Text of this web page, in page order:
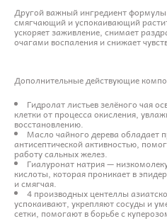
Другой важный ингредиент
смягчающий и успокаивающий
ускоряет заживление, снимает
очагами воспаления и снижает
Дополнительные действующие
Гидролат листьев зелёного чая
клетки от процесса окисления,
восстановлению.
Масло чайного дерева обладает
антисептической активностью,
работу сальных желез.
Гиалуронат натрия —
кислоты, которая проникает в
и смягчая.
4 производных центеллы
успокаивают, укрепляют сосуды и
сетки, помогают в борьбе с